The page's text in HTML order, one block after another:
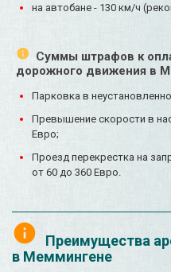
на автобане - 130 км/ч
Суммы штрафов к
дорожного движения в
Парковка в
Превышение скорости в
Евро;
Проезд перекрестка на
от 60 до 360 Евро.
Преимущества
в Меммингене